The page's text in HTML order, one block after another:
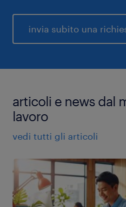
invia subito una
articoli e news dal
lavoro
vedi tutti gli articoli